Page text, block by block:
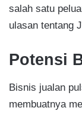
salah satu
ulasan tentang
Potensi
Bisnis jualan
membuatnya